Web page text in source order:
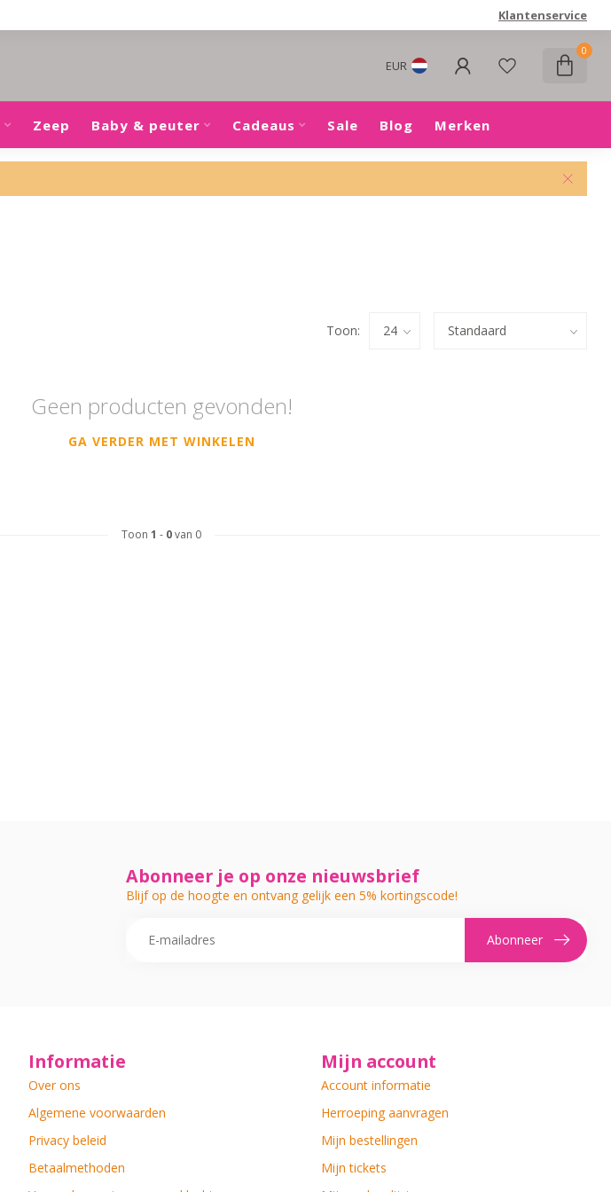
Klantenservice
EUR
0
Zeep Baby & peuter Cadeaus Sale Blog Merken
Toon:
Geen producten gevonden!
GA VERDER MET WINKELEN
Toon 1 - 0van 0
Abonneer je op onze nieuwsbrief
Blijf op de hoogte en ontvang gelijk een 5% kortingscode!
Abonneer
Informatie
Over ons
Algemene voorwaarden
Privacy beleid
Betaalmethoden
Mijn account
Account informatie
Herroeping aanvragen
Mijn bestellingen
Mijn tickets